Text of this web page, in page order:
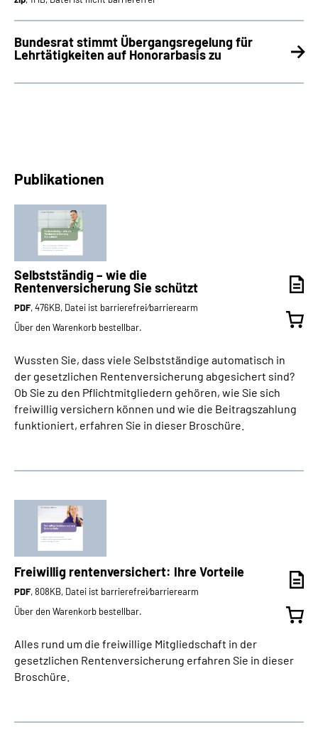
Bundesrat stimmt Übergangsregelung für
Lehrtätigkeiten auf Honorarbasis zu
Publikationen
Selbstständig – wie die
Rentenversicherung Sie schützt
PDF, 476KB, Datei ist barrierefrei⁄barrierearm
Über den Warenkorb bestellbar.
Wussten Sie, dass viele Selbstständige automatisch in
der gesetzlichen Rentenversicherung abgesichert sind?
Ob Sie zu den Pflichtmitgliedern gehören, wie Sie sich
freiwillig versichern können und wie die Beitragszahlung
funktioniert, erfahren Sie in dieser Broschüre.
Freiwillig rentenversichert: Ihre Vorteile
PDF, 808KB, Datei ist barrierefrei⁄barrierearm
Über den Warenkorb bestellbar.
Alles rund um die freiwillige Mitgliedschaft in der
gesetzlichen Rentenversicherung erfahren Sie in dieser
Broschüre.